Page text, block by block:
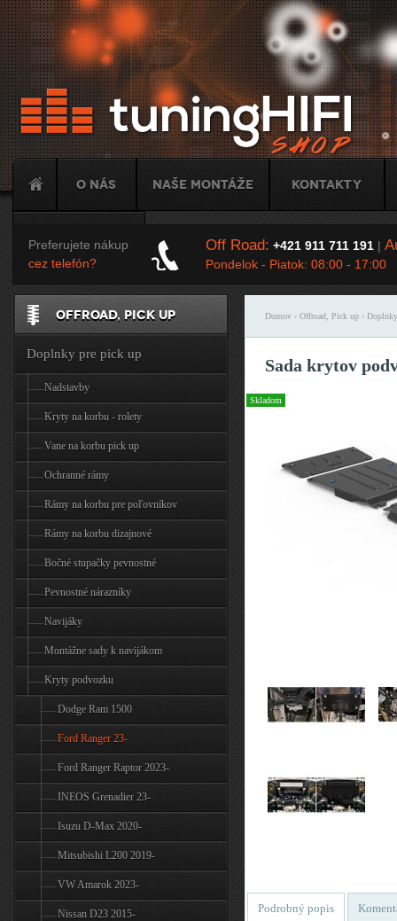
O nás Naše montáže Kontakty
Tuning
Preferujete nákup
cez telefón?
Off Road: +421 911 711 191|
Pondelok - Piatok: 08:00 - 17:00
Domov› Offroad, Pick up›
Sada krytov
Skladom
Podrobný popis
OFFROAD, PICK UP
Doplnky pre pick up
Nadstavby
Kryty na korbu - rolety
Vane na korbu pick up
Ochranné rámy
Rámy na korbu pre poľovníkov
Rámy na korbu dizajnové
Bočné stupačky pevnostné
Pevnostné nárazníky
Navijáky
Montážne sady k navijákom
Kryty podvozku
Dodge Ram 1500
Ford Ranger 23-
Ford Ranger Raptor 2023-
INEOS Grenadier 23-
Isuzu D-Max 2020-
Mitsubishi L200 2019-
VW Amarok 2023-
Nissan D23 2015-